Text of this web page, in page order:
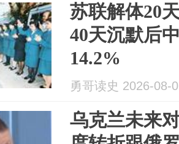
苏联解体20
40天沉默后
14.2%
勇哥读史 2026-08-
乌克兰未来